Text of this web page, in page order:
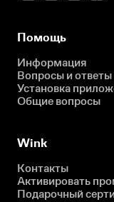
Помощь
Информация
Вопросы и ответы
Установка
Общие вопросы
Wink
Контакты
Активировать
Подарочный